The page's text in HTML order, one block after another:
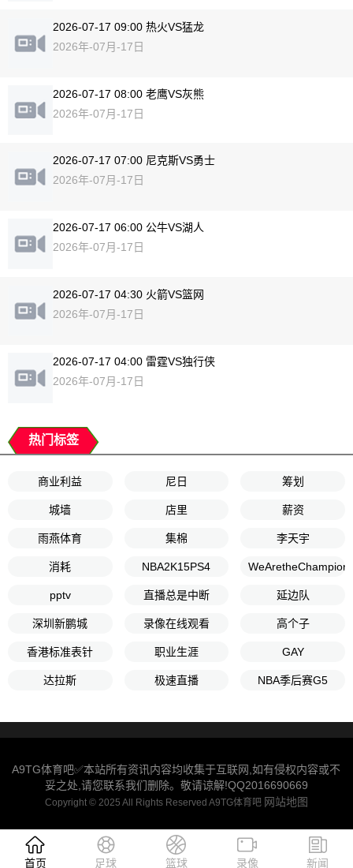
2026-07-17 09:00 热火VS猛龙
2026年-07月-17日
2026-07-17 08:00 老鹰VS灰熊
2026年-07月-17日
2026-07-17 07:00 尼克斯VS勇士
2026年-07月-17日
2026-07-17 06:00 公牛VS湖人
2026年-07月-17日
2026-07-17 04:30 火箭VS篮网
2026年-07月-17日
2026-07-17 04:00 雷霆VS独行侠
2026年-07月-17日
热门标签
商业利益 尼日 筹划
城墙 店里 薪资
雨燕体育 集棉 李天宇
消耗 NBA2K15PS4
pptv 直播总是中断 延边队
深圳新鹏城 录像在线观看 高个子
香港标准表针 职业生涯 GAY
达拉斯 极速直播 NBA季后赛G5
A9TG体育吧✅本站所有资讯内容均收集于互联网,如有侵权内容或不
妥之处,请您联系我们删除。敬请谅解!QQ2016690669
Copyright © 2025 All Rights Reserved A9TG体育吧 网站地图
首页 足球 篮球 录像 新闻